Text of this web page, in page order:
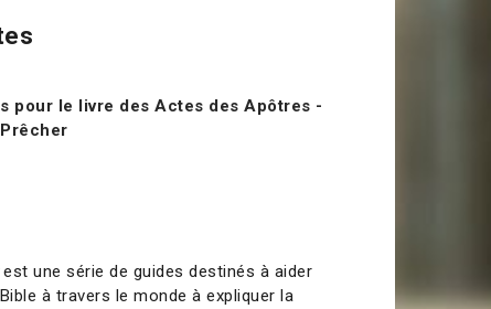
pour le livre des Actes des Apôtres -
une série de guides destinés à aider
à travers le monde à expliquer la